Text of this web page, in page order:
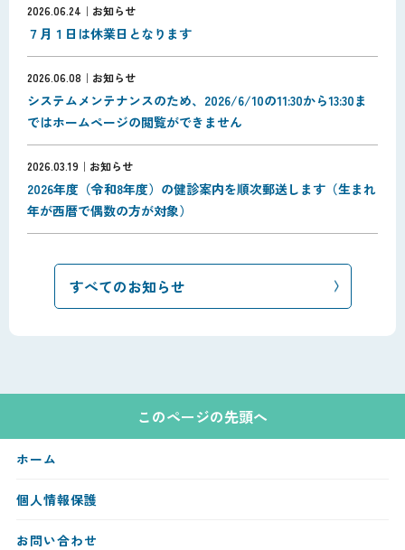
2026.06.24 お知らせ
７月１日は休業日となります
2026.06.08 お知らせ
システムメンテナンスのため、2026/6/10の11:30から13:30ま
ではホームページの閲覧ができません
2026.03.19 お知らせ
2026年度（令和8年度）の健診案内を順次郵送します（生まれ
年が西暦で偶数の方が対象）
すべてのお知らせ
このページの先頭へ
ホーム
個人情報保護
お問い合わせ